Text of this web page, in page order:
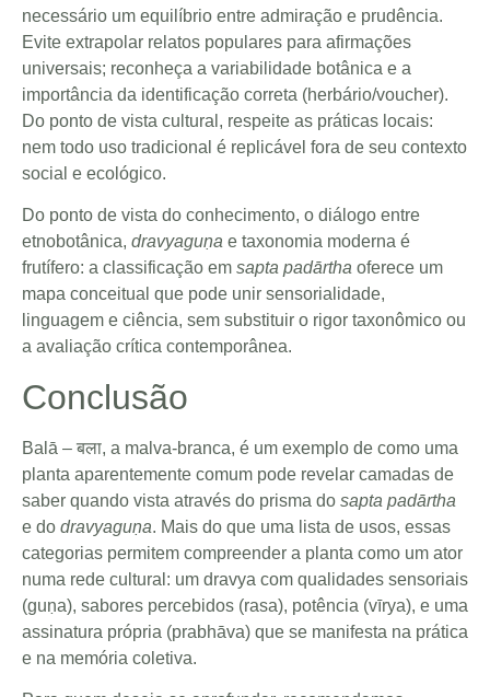
necessário um equilíbrio entre admiração e prudência.
Evite extrapolar relatos populares para afirmações
universais; reconheça a variabilidade botânica e a
importância da identificação correta (herbário/voucher).
Do ponto de vista cultural, respeite as práticas locais:
nem todo uso tradicional é replicável fora de seu contexto
social e ecológico.
Do ponto de vista do conhecimento, o diálogo entre
etnobotânica, dravyaguṇa e taxonomia moderna é
frutífero: a classificação em sapta padārtha oferece um
mapa conceitual que pode unir sensorialidade,
linguagem e ciência, sem substituir o rigor taxonômico ou
a avaliação crítica contemporânea.
Conclusão
Balā – बला, a malva-branca, é um exemplo de como uma
planta aparentemente comum pode revelar camadas de
saber quando vista através do prisma do sapta padārtha
e do dravyaguṇa. Mais do que uma lista de usos, essas
categorias permitem compreender a planta como um ator
numa rede cultural: um dravya com qualidades sensoriais
(guṇa), sabores percebidos (rasa), potência (vīrya), e uma
assinatura própria (prabhāva) que se manifesta na prática
e na memória coletiva.